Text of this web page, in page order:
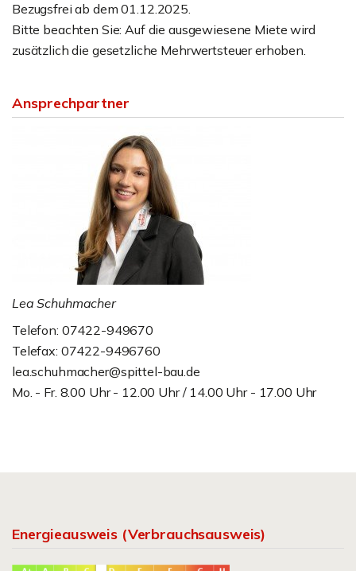
Bezugsfrei ab dem 01.12.2025.
Bitte beachten Sie: Auf die ausgewiesene Miete wird
zusätzlich die gesetzliche Mehrwertsteuer erhoben.
Ansprechpartner
Lea Schuhmacher
Telefon: 07422-949670
Telefax: 07422-9496760
lea.schuhmacher@spittel-bau.de
Mo. - Fr. 8.00 Uhr - 12.00 Uhr / 14.00 Uhr - 17.00 Uhr
Energieausweis (Verbrauchsausweis)